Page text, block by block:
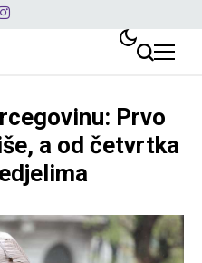
Prvo
a od četvrtka